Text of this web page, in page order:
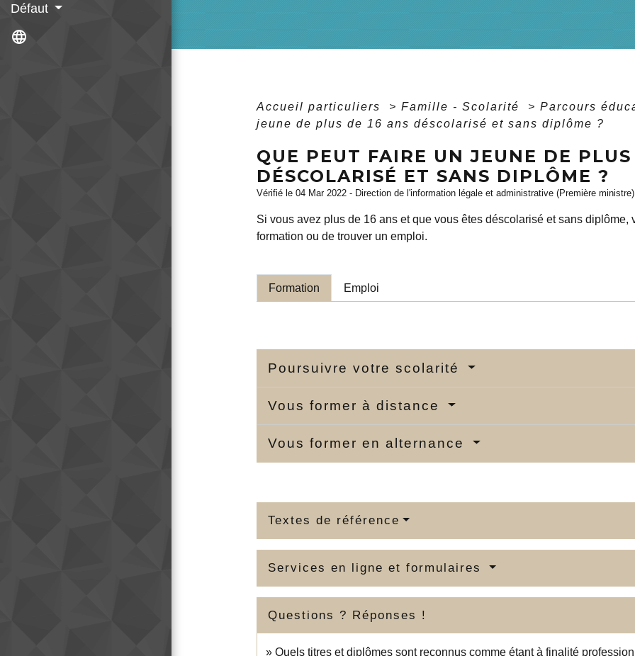
Défaut
language
Accueil particuliers > Famille - Scolarité > Parcours
jeune de plus de 16 ans déscolarisé et sans diplôme ?
QUE PEUT FAIRE UN JEUNE DE
DÉSCOLARISÉ ET SANS DIPLÔME ?
Vérifié le 04 Mar 2022 - Direction de l'information légale et administrative (Première ministre)
Si vous avez plus de 16 ans et que vous êtes déscolarisé et sans
formation ou de trouver un emploi.
Formation Emploi
Poursuivre votre scolarité
Vous former à distance
Vous former en alternance
Textes de référence
Services en ligne et formulaires
Questions ? Réponses !
Quels titres et diplômes sont reconnus comme étant à finalité